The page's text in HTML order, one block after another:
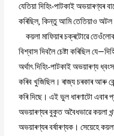
যেতিয়া দিহিং-পাটকাই অভয়াৰণ্যৰ
কৰিছিল, কিন্তু আমি তেতিয়াও
কয়লা মাফিয়াৰ চক্ৰটোৱে
বিশ্বাস দিবলৈ চেষ্টা কৰিছিল
অৰ্থাৎ দিহিং-পাটকাই অভয়াৰণ্য
কৰিব খুজিছিল। ৰাজ্য চৰকাৰ আৰু
কৰি দিছে। এই ভুল ধাৰণাটো এবাৰ
অভয়াৰণ্যৰ বুকুত অবৈধভাৱে কয়লা
অভয়াৰণ্যৰ বৰ্ষাৰণ্যক। সেয়েহে